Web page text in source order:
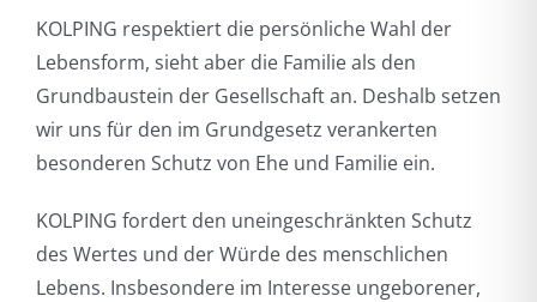
KOLPING respektiert die persönliche Wahl der
Lebensform, sieht aber die Familie als den
Grundbaustein der Gesellschaft an. Deshalb setzen
wir uns für den im Grundgesetz verankerten
besonderen Schutz von Ehe und Familie ein.
KOLPING fordert den uneingeschränkten Schutz
des Wertes und der Würde des menschlichen
Lebens. Insbesondere im Interesse ungeborener,